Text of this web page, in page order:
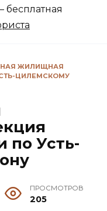
ЖИЛИЩНАЯ
ЦИЛЕМСКОМУ
по Усть-
ПРОСМОТРОВ
205